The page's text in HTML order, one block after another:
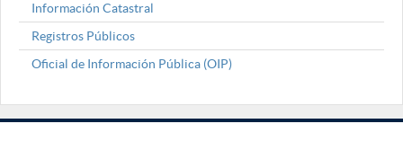
Información Catastral
Registros Públicos
Oficial de Información Pública (OIP)